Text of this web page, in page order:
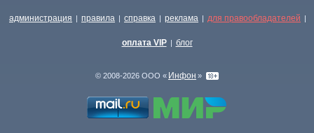
администрация | правила | справка | реклама | для правообладателей |
оплата VIP | блог
© 2008-2026 ООО « Инфон »